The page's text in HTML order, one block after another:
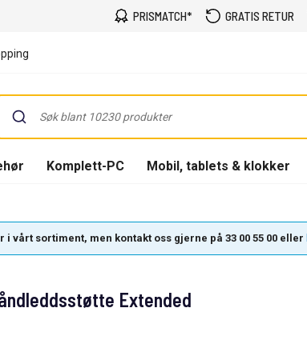
PRISMATCH* GRATIS RETUR
Komplett-PC Mobil, tablets & klokker
vårt sortiment, men kontakt oss gjerne på 33 00 55 00 eller
Extended